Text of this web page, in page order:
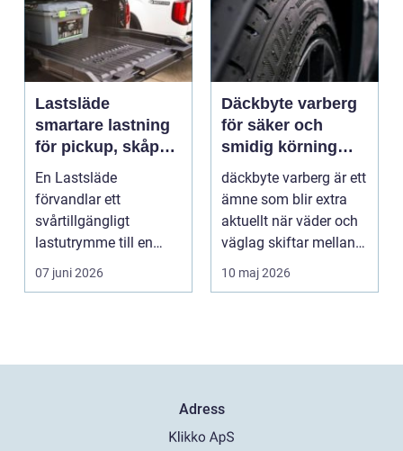
Lastsläde
smartare lastning
för pickup, skåpbil
och personbil
En Lastsläde
förvandlar ett
svårtillgängligt
lastutrymme till en
lättjobbad yta. Genom
att dra ut la...
07 juni 2026
Däckbyte varberg
för säker och
smidig körning
Året runt
däckbyte varberg är ett
ämne som blir extra
aktuellt när väder och
väglag skiftar mellan
sommar och ...
10 maj 2026
Adress